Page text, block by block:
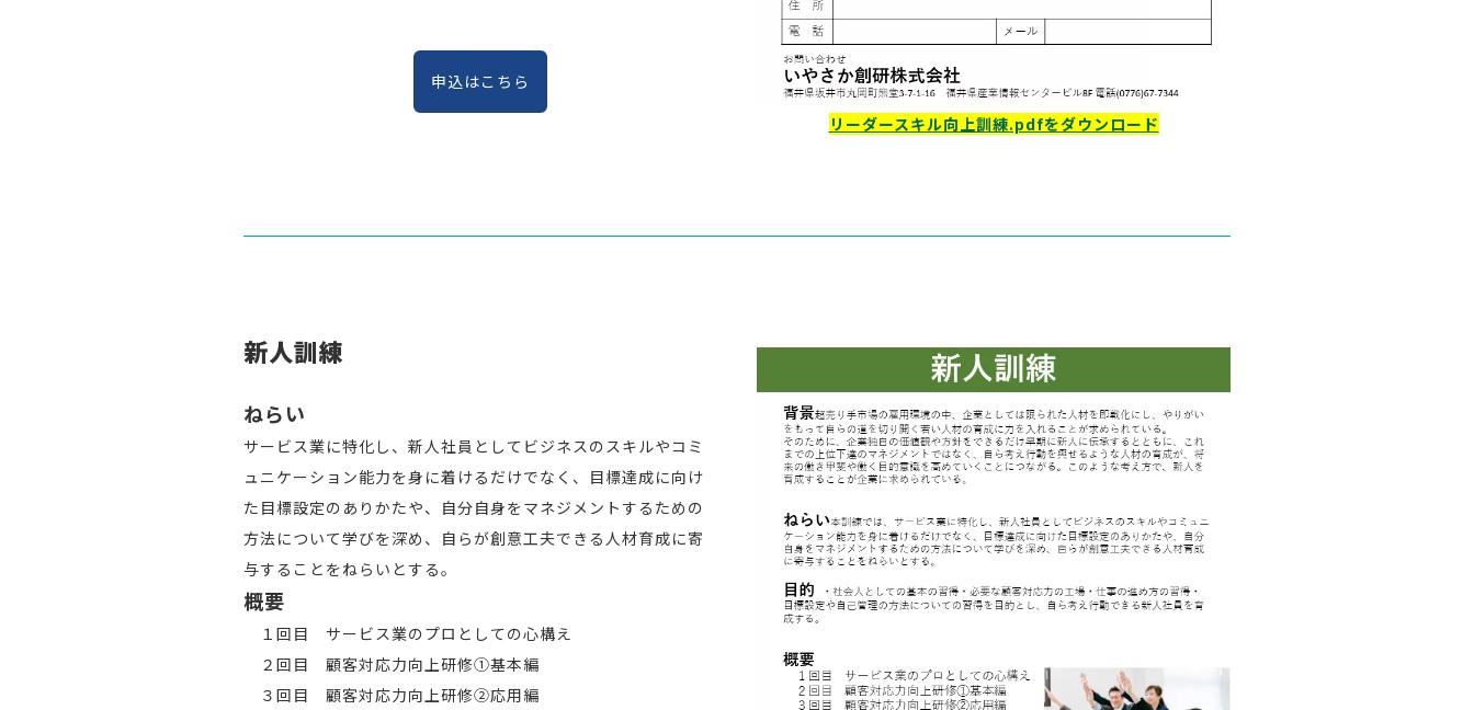
申込はこちら
リーダースキル向上訓練.pdfをダウンロード
新人訓練
ねらい
サービス業に特化し、新人社員としてビジネスのスキルやコミ
ュニケーション能力を身に着けるだけでなく、目標達成に向け
た目標設定のありかたや、自分自身をマネジメントするための
方法について学びを深め、自らが創意工夫できる人材育成に寄
与することをねらいとする。
概要
１回目 サービス業のプロとしての心構え
２回目 顧客対応力向上研修①基本編
３回目 顧客対応力向上研修②応用編